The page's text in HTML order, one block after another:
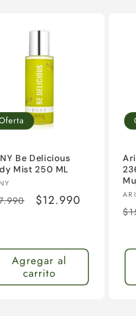
Be Delicious
Mist 250 ML
Precio
$12.990
Agregar al
carrito